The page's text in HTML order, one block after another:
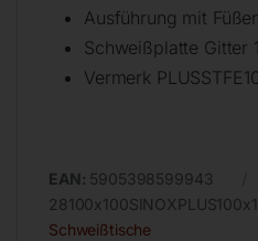
Ausführung mit
Schweißplatte Gitter
Vermerk
EAN: 5905398599943
Schweißtische